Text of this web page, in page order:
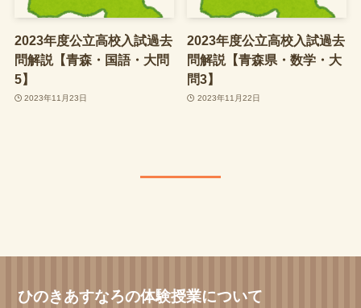
2023年度公立高校入試過去
問解説【青森・国語・大問
5】
2023年11月23日
2023年度公立高校入試過去
問解説【青森県・数学・大
問3】
2023年11月22日
ひのきあすなろの体験授業について